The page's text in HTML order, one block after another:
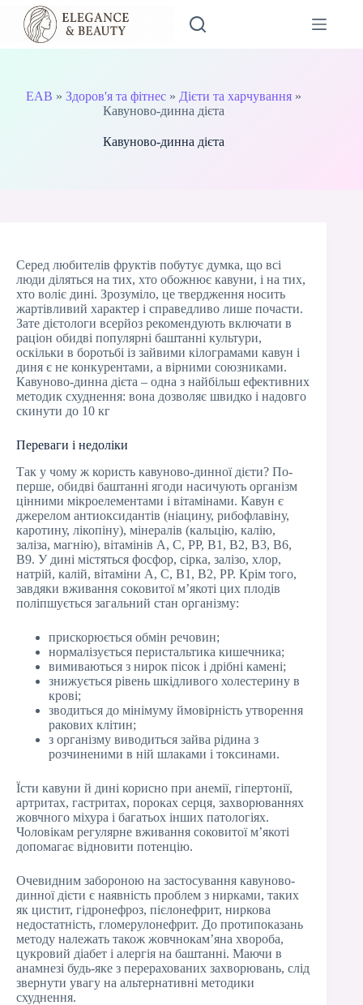
Перейти
вмісту
EAB » Здоров'я та фітнес» Дієти та харчування»
Кавуново-динна дієта
Кавуново-динна дієта
Серед любителів фруктів побутує думка, що всі
люди діляться на тих, хто обожнює кавуни, і на тих,
хто воліє дині. Зрозуміло, це твердження носить
жартівливий характер і справедливо лише почасти.
Зате дієтологи всерйоз рекомендують включати в
раціон обидві популярні баштанні культури,
оскільки в боротьбі із зайвими кілограмами кавун і
диня є не конкурентами, а вірними союзниками.
Кавуново-динна дієта – одна з найбільш ефективних
методик схуднення: вона дозволяє швидко і надовго
скинути до 10 кг
Переваги і недоліки
Так у чому ж користь кавуново-динної дієти? По-
перше, обидві баштанні ягоди насичують організм
цінними мікроелементами і вітамінами. Кавун є
джерелом антиоксидантів (ніацину, рибофлавіну,
каротину, лікопіну), мінералів (кальцію, калію,
заліза, магнію), вітамінів A, C, PP, B1, B2, B3, B6,
B9. У дині містяться фосфор, сірка, залізо, хлор,
натрій, калій, вітаміни A, C, B1, B2, PP. Крім того,
завдяки вживання соковитої м’якоті цих плодів
поліпшується загальний стан організму:
прискорюється обмін речовин;
нормалізується перистальтика кишечника;
вимиваються з нирок пісок і дрібні камені;
знижується рівень шкідливого холестерину в
крові;
зводиться до мінімуму ймовірність утворення
ракових клітин;
з організму виводиться зайва рідина з
розчиненими в ній шлаками і токсинами.
Їсти кавуни й дині корисно при анемії, гіпертонії,
артритах, гастритах, пороках серця, захворюваннях
жовчного міхура і багатьох інших патологіях.
Чоловікам регулярне вживання соковитої м’якоті
допомагає відновити потенцію.
Очевидним забороною на застосування кавуново-
динної дієти є наявність проблем з нирками, таких
як цистит, гідронефроз, пієлонефрит, ниркова
недостатність, гломерулонефрит. До протипоказань
методу належать також жовчнокам’яна хвороба,
цукровий діабет і алергія на баштанні. Маючи в
анамнезі будь-яке з перерахованих захворювань, слід
звернути увагу на альтернативні методики
схуднення.